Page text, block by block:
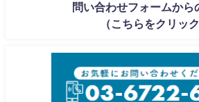
問い合わせフォームから
（こちらをクリック